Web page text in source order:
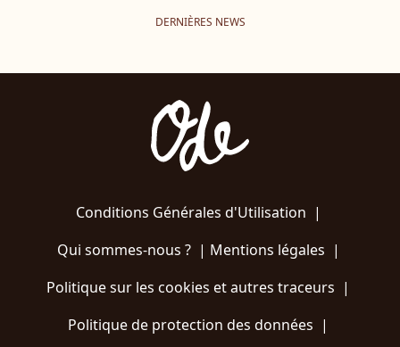
DERNIÈRES NEWS
Conditions Générales d'Utilisation |
Qui sommes-nous ?| Mentions légales |
Politique sur les cookies et autres traceurs |
Politique de protection des données |